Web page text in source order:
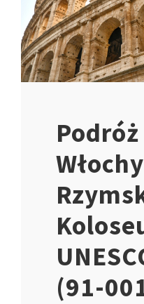
(91-